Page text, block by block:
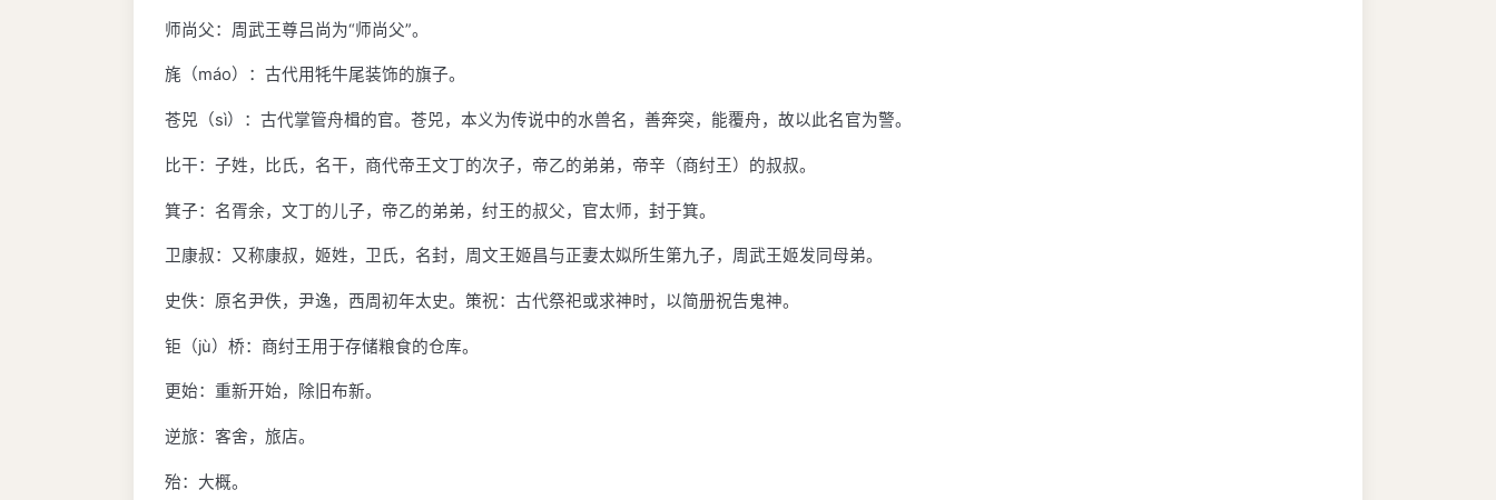
师尚父：周武王尊吕尚为“师尚父”。
旄（máo）：古代用牦牛尾装饰的旗子。
苍兕（sì）：古代掌管舟楫的官。苍兕，本义为传说中的水兽名，善奔突，能覆舟，故以此名官为警。
比干：子姓，比氏，名干，商代帝王文丁的次子，帝乙的弟弟，帝辛（商纣王）的叔叔。
箕子：名胥余，文丁的儿子，帝乙的弟弟，纣王的叔父，官太师，封于箕。
卫康叔：又称康叔，姬姓，卫氏，名封，周文王姬昌与正妻太姒所生第九子，周武王姬发同母弟。
史佚：原名尹佚，尹逸，西周初年太史。策祝：古代祭祀或求神时，以简册祝告鬼神。
钜（jù）桥：商纣王用于存储粮食的仓库。
更始：重新开始，除旧布新。
逆旅：客舍，旅店。
殆：大概。